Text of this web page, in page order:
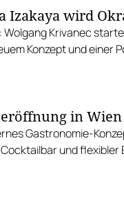
Izakaya wird
Wolgang Krivanec
Konzept und einer
in
Gastronomie-
und flexibler